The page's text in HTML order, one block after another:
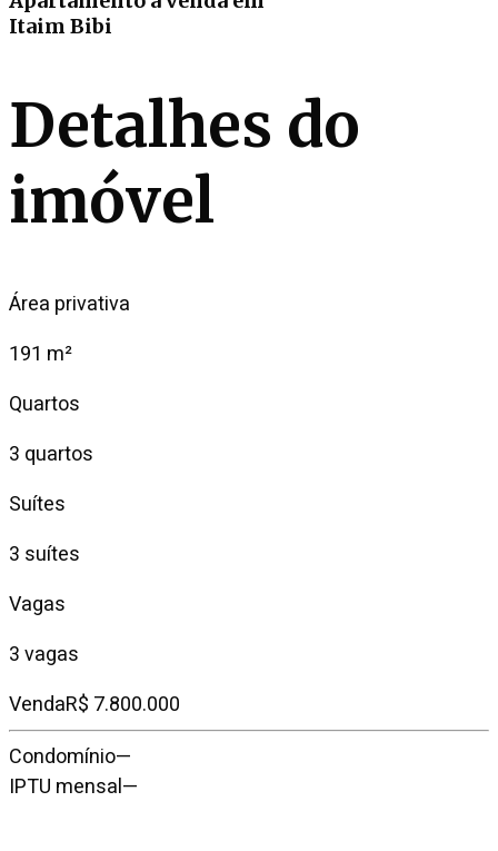
Itaim Bibi
Detalhes do
imóvel
Área privativa
191 m²
Quartos
3 quartos
Suítes
3 suítes
Vagas
3 vagas
VendaR$ 7.800.000
Condomínio—
IPTU mensal—